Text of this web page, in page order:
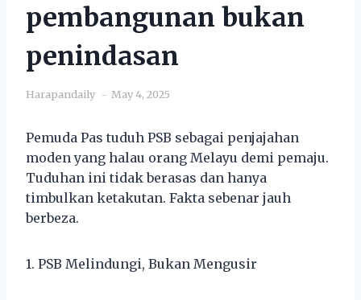
pembangunan bukan
penindasan
Harapandaily May 4, 2025
Pemuda Pas tuduh PSB sebagai penjajahan
moden yang halau orang Melayu demi pemaju.
Tuduhan ini tidak berasas dan hanya
timbulkan ketakutan. Fakta sebenar jauh
berbeza.
1. PSB Melindungi, Bukan Mengusir